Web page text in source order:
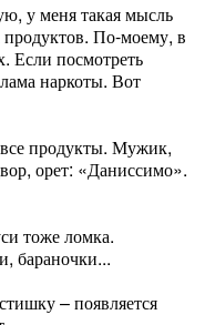
у меня такая мысль
продуктов. По-моему, в
Если посмотреть
наркоты. Вот
продукты. Мужик,
орет: «Даниссимо».
тоже ломка.
бараночки...
– появляется